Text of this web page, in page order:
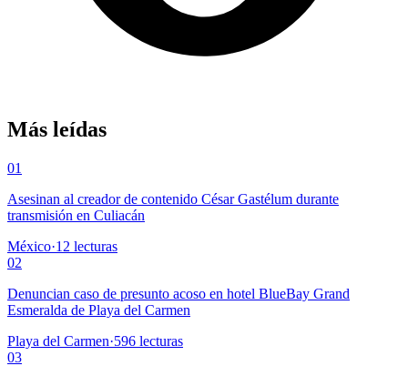
Más leídas
01
Asesinan al creador de contenido César Gastélum durante
transmisión en Culiacán
México·12 lecturas
02
Denuncian caso de presunto acoso en hotel BlueBay Grand
Esmeralda de Playa del Carmen
Playa del Carmen·596 lecturas
03